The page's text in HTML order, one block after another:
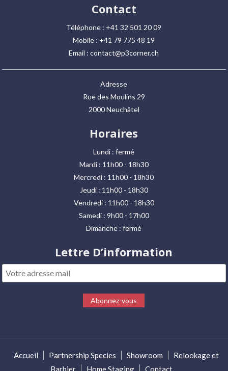
Contact
Téléphone : +41 32 501 20 09
Mobile : +41 79 775 48 19
Email : contact@p3corner.ch
Adresse
Rue des Moulins 29
2000 Neuchâtel
Horaires
Lundi : fermé
Mardi : 11h00 - 18h30
Mercredi : 11h00 - 18h30
Jeudi : 11h00 - 18h30
Vendredi : 11h00 - 18h30
Samedi : 9h00 - 17h00
Dimanche : fermé
Lettre D’information
Accueil Partnership Species Showroom
Relookage et
Barbier
Home Staging Contact